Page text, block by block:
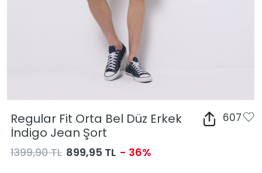
Regular Fit Orta Bel Düz Erkek
İndigo Jean Şort
607
1399,90 TL 899,95 TL - 36%